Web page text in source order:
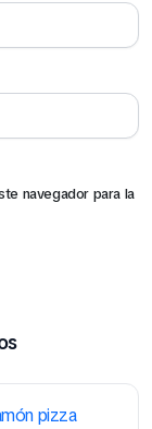
navegador para la